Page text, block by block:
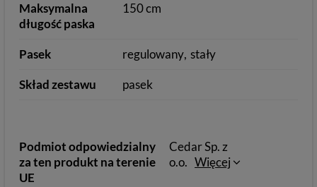
Maksymalna
długość paska
150 cm
Pasek regulowany stały
Skład zestawu pasek
Podmiot odpowiedzialny
za ten produkt na terenie
UE
Cedar Sp. z
o.o. Więcej